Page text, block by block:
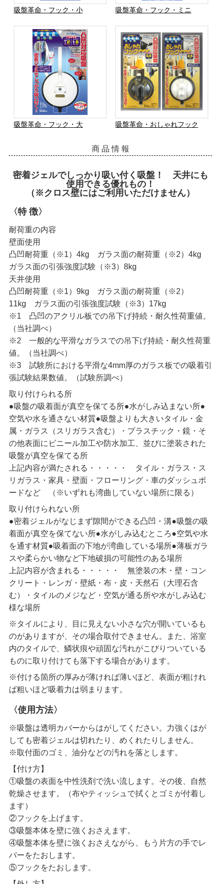
吸盤革命・フック・小 吸盤革命・フック・ミニ
吸盤革命・フック・大 吸盤革命・おしゃれフック
商 品 情 報
密着ジェルでしっかり吸い付く吸盤！ 天井にも
使用できる優れもの！
（※クロス壁にはご利用いただけません）
〈特 徴〉
耐荷重の内容
壁面使用
凸凹耐荷重（※1）4kg ガラス面の耐荷重（※2）4kg
ガラス面の引張強度試験（※3）8kg
天井使用
凸凹耐荷重（※1）9kg ガラス面の耐荷重（※2）
11kg ガラス面の引張強度試験（※3）17kg
※1 凸凹のアクリル板での吊下げ持続・耐久性荷重値。
（当社調べ）
※2 一般的な平滑なガラスでの吊下げ持続・耐久性荷重
値。（当社調べ）
※3 試験所における平滑な4mm厚のガラス板での吸着引
張試験結果数値。（試験所調べ）
取り付けられる所
●吸盤の吸着面が真空を保てる所●水がしみ込まない所●
空気や水を通さない材質●吸盤よりも大きいタイル・金
属・ガラス（スリガラス含む）・プラスチック・鏡・そ
の他表面にビニール加工や防水加工、並びに塗装された
吸盤が真空を保てる所
上記内容が満たされる・・・・・ タイル・ガラス・ス
リガラス・家具・壁面・フローリング・車のダッシュボ
ードなど （※いずれも湾曲していない場所に限る）
取り付けられない所
●密着ジェルがなじまず隙間ができる凸凹・溝●吸盤の吸
着面が真空を保てない所●水がしみ込むところ●空気や水
を通す材質●吸着面の下地が湾曲している場所●薄板ガラ
スや柔らかい物など下地破損の可能性のある場所
上記内容が含まれる・・・・・ 無塗装の木・壁・コン
クリート・レンガ・壁紙・布・皮・天然石（大理石含
む）・タイルのメジなど・空気が通る所や水がしみ込む
様な場所
※タイルにより、目に見えない小さな穴が開いているも
のがありますが、その場合取付できません。また、浴室
内のタイルで、鱗状痕や頑固な汚れがこびりついている
ものに取り付けても落下する場合があります。
※付ける箇所の厚みが薄ければ薄いほど、表面が粗けれ
ば粗いほど吸着力は弱まります。
〈使用方法〉
※吸盤は透明カバーからはがしてください。力強くはが
しても密着ジェルは切れたり、めくれたりしません。
※取付面のゴミ、油分などの汚れを落とします。
【付け方】
①吸盤の表面を中性洗剤で洗い流します。その後、自然
乾燥させます。（布やティッシュで拭くとゴミが付着し
ます）
②フックを上げます。
③吸盤本体を壁に強くおさえます。
④吸盤本体を壁に強くおさえながら、もう片方の手でレ
バーをたおします。
⑤フックをたおします。